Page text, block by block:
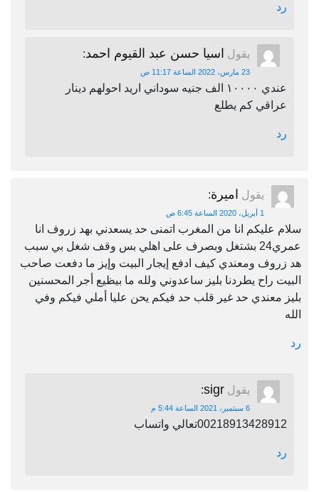
رد
يقول اسيا حسن عبد القيوم احمد:
23 مارس، 2022 الساعة 11:17 ص
عندي ١٠٠٠٠ الف جنيه سوداني اريد احولهم دينار
عراقي كم يطلع
رد
يقول اميرة:
1 أبريل، 2020 الساعة 6:45 ص
سلام عليكم انا من المغرب اتمنى حد يسعدني بهد زروف انا
عمري24 بشتغل وبصرف على اهلي بس وقف شغل بي سبب
هد زروف ومعندي كيف ادفع إيجار البيت وإيز ما دفعت صاحب
البيت راح يطردنا بليز ساعدوني ولله ما بيظيع أجر المحسنين
بليز معندي حد غير قلب حد فيكم يحن عليا أملي فيكم وفي
الله
رد
يقول sigr
:
6 سبتمبر، 2021 الساعة 5:44 م
00218913428912تعالي واتساب
رد